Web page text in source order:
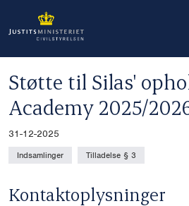
Støtte til Silas'
Academy 2025/
31-12-2025
Indsamlinger Tilladelse § 3
Kontaktoplysninger